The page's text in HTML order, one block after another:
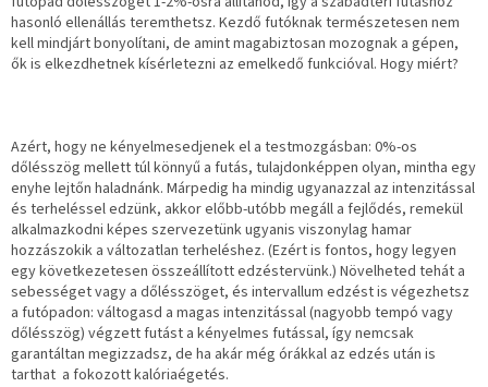
hasonló ellenállás teremthetsz. Kezdő futóknak természetesen nem
kell mindjárt bonyolítani, de amint magabiztosan mozognak a gépen,
ők is elkezdhetnek kísérletezni az emelkedő funkcióval. Hogy miért?
Azért, hogy ne kényelmesedjenek el a testmozgásban: 0%-os
dőlésszög mellett túl könnyű a futás, tulajdonképpen olyan, mintha egy
enyhe lejtőn haladnánk. Márpedig ha mindig ugyanazzal az intenzitással
és terheléssel edzünk, akkor előbb-utóbb megáll a fejlődés, remekül
alkalmazkodni képes szervezetünk ugyanis viszonylag hamar
hozzászokik a változatlan terheléshez. (Ezért is fontos, hogy legyen
egy következetesen összeállított edzéstervünk.) Növelheted tehát a
sebességet vagy a dőlésszöget, és intervallum edzést is végezhetsz
a futópadon: váltogasd a magas intenzitással (nagyobb tempó vagy
dőlésszög) végzett futást a kényelmes futással, így nemcsak
garantáltan megizzadsz, de ha akár még órákkal az edzés után is
tarthat a fokozott kalóriaégetés.